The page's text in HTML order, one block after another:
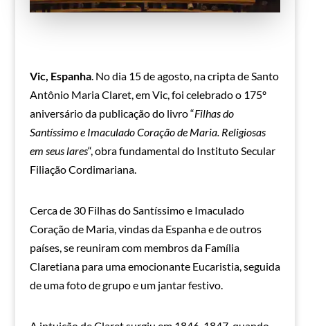
Vic, Espanha. No dia 15 de agosto, na cripta de Santo
Antônio Maria Claret, em Vic, foi celebrado o 175º
aniversário da publicação do livro “Filhas do
Santíssimo e Imaculado Coração de Maria. Religiosas
em seus lares“, obra fundamental do Instituto Secular
Filiação Cordimariana.
Cerca de 30 Filhas do Santíssimo e Imaculado
Coração de Maria, vindas da Espanha e de outros
países, se reuniram com membros da Família
Claretiana para uma emocionante Eucaristia, seguida
de uma foto de grupo e um jantar festivo.